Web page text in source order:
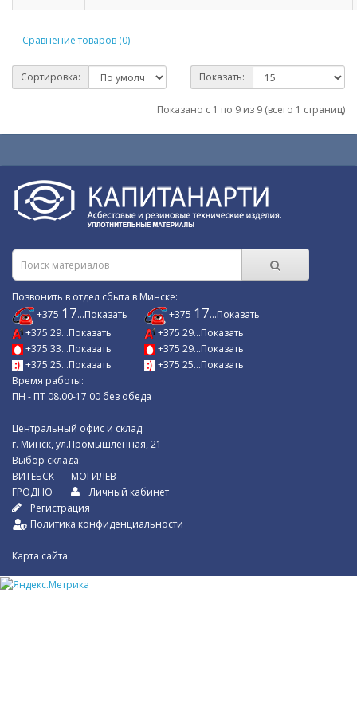
Сравнение товаров (0)
Сортировка: Показать:
Показано с 1 по 9 из 9 (всего 1 страниц)
Позвонить в отдел сбыта в Минске:
+375 17...Показать
+375 29...Показать
+375 33...Показать
+375 25...Показать
+375 17...Показать
+375 29...Показать
+375 29...Показать
+375 25...Показать
Время работы:
ПН - ПТ 08.00-17.00 без обеда
Центральный офис и склад:
г. Минск, ул.Промышленная, 21
Выбор склада:
ВИТЕБСК
ГРОДНО
МОГИЛЕВ
Личный кабинет
Регистрация
Политика конфиденциальности
Карта сайта